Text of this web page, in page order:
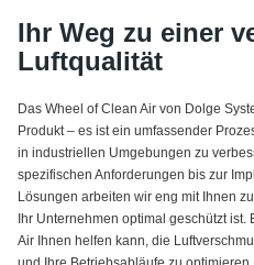
Ihr Weg zu einer
Luftqualität
Das Wheel of Clean Air von Dolge
Produkt – es ist ein umfassender
in industriellen Umgebungen zu
spezifischen Anforderungen bis zur
Lösungen arbeiten wir eng mit Ihnen
Ihr Unternehmen optimal geschützt
Air Ihnen helfen kann, die